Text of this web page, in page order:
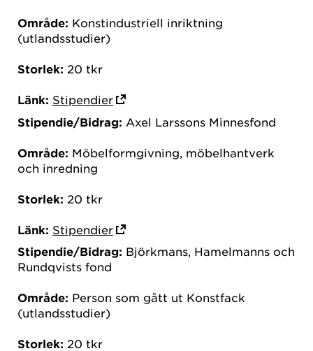
Område: Konstindustriell inriktning
(utlandsstudier)
Storlek: 20 tkr
Länk: Stipendier
Stipendie/Bidrag: Axel Larssons Minnesfond
Område: Möbelformgivning, möbelhantverk
och inredning
Storlek: 20 tkr
Länk: Stipendier
Stipendie/Bidrag: Björkmans, Hamelmanns och
Rundqvists fond
Område: Person som gått ut Konstfack
(utlandsstudier)
Storlek: 20 tkr